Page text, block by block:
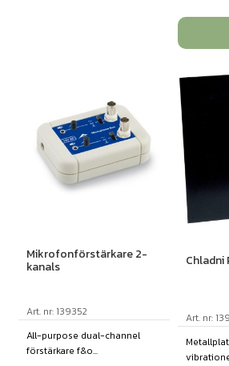
Mikrofonförstärkare 2-
kanals
Art. nr: 139352
All-purpose dual-channel
förstärkare f&o...
Art. nr: